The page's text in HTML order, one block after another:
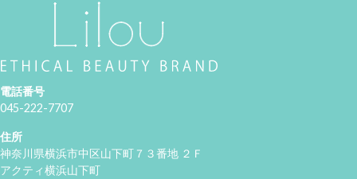
電話番号
045-222-7707
住所
神奈川県横浜市中区山下町７３番地 ２Ｆ
アクティ横浜山下町